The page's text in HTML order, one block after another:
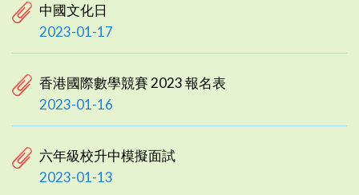
中國文化日
2023-01-17
香港國際數學競賽 2023 報名表
2023-01-16
六年級校升中模擬面試
2023-01-13